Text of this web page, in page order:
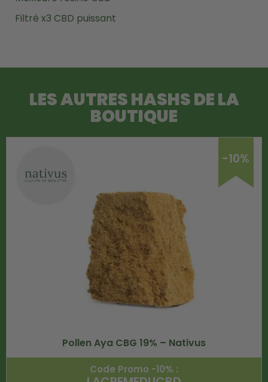
Filtré x3 CBD puissant
LES AUTRES HASHS DE LA
BOUTIQUE
-10%
Pollen Aya CBG 19% – Nativus
Code Promo -10% :